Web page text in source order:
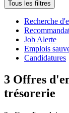
Tous les filtres
Recherche
Job Alerte
Emplois
Candidatures
3 Offres
trésorerie